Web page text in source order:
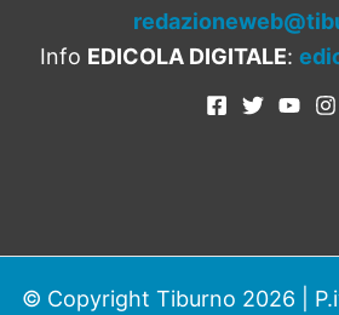
Info EDICOLA DIGITALE:
© Copyright Tiburno 2026 |